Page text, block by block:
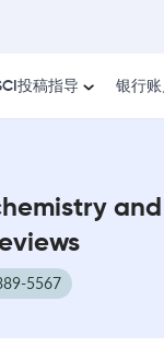
投稿指导 银行
5567